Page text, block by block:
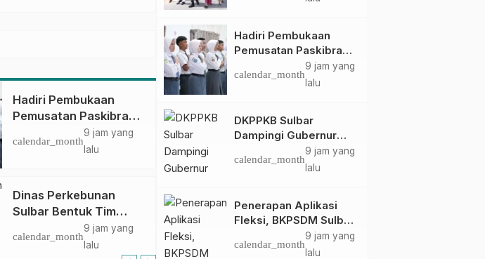
Hadiri Pembukaan
Pemusatan Paskibraka
Provinsi, Murdanil: Ini
Membentuk Karakter
calendar_month
9 jam yang
lalu
Dinas Perkebunan
Sulbar Bentuk Tim
Kendali Internal ICS
untuk Dukung
calendar_month
9 jam yang
lalu
Hadiri Pembukaan
Pemusatan Paskibraka
Provinsi, Murdanil: Ini
Membentuk Karakter
calendar_month
9 jam yang
lalu
DKPPKB Sulbar
Dampingi Gubernur
Terima Audiensi
Kepala Rumah Sakit
calendar_month
9 jam yang
lalu
Penerapan Aplikasi
Fleksi, BKPSDM Sulbar
Dorong Transformasi
Digital Sistem
calendar_month
9 jam yang
lalu